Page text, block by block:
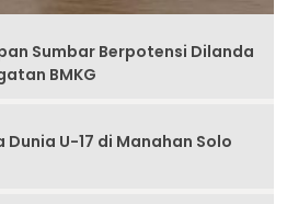
Sumbar Berpotensi Dilanda
BMKG
Dunia U-17 di Manahan Solo